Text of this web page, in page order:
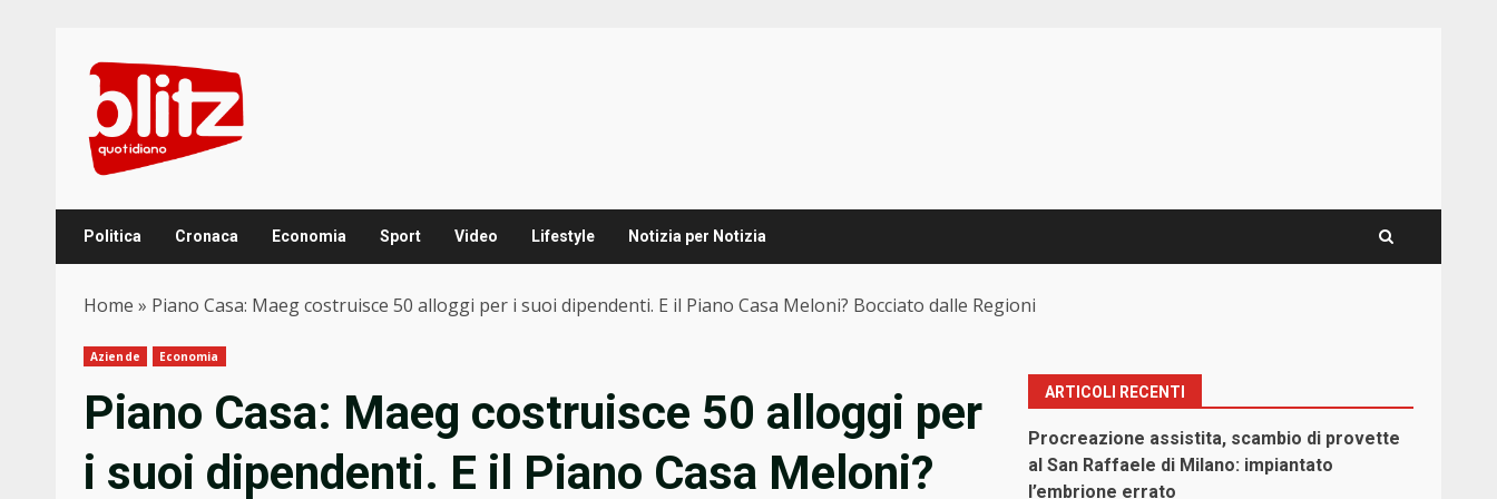
content
Politica Cronaca Economia Sport Video Lifestyle Notizia per Notizia
Home » Piano Casa: Maeg costruisce 50 alloggi per i suoi dipendenti. E il Piano Casa Meloni? Bocciato dalle Regioni
Aziende Economia
Piano Casa: Maeg costruisce 50 alloggi per
i suoi dipendenti. E il Piano Casa Meloni?
ARTICOLI RECENTI
Procreazione assistita, scambio di provette
al San Raffaele di Milano: impiantato
l’embrione errato